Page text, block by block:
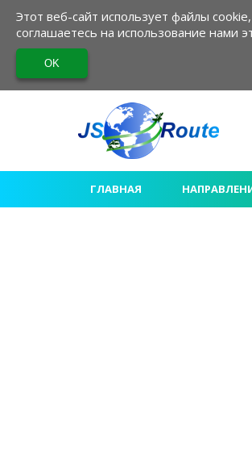
Этот веб-сайт использует файлы
соглашаетесь на использование нами
ГЛАВНАЯ